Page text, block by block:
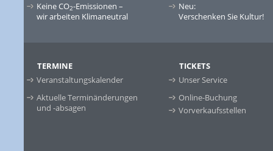
Keine CO2-Emissionen –
wir arbeiten Klimaneutral
Neu:
Verschenken Sie Kultur!
TERMINE
Veranstaltungskalender
Aktuelle Terminänderungen
und -absagen
TICKETS
Unser Service
Online-Buchung
Vorverkaufsstellen